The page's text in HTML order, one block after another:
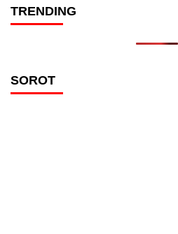
TRENDING
SOROT